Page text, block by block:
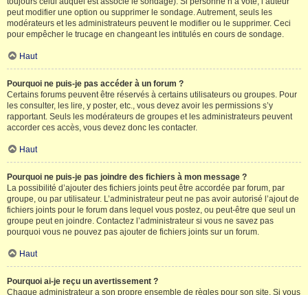
peut modifier une option ou supprimer le sondage. Autrement, seuls les
modérateurs et les administrateurs peuvent le modifier ou le supprimer. Ceci
pour empêcher le trucage en changeant les intitulés en cours de sondage.
Haut
Pourquoi ne puis-je pas accéder à un forum ?
Certains forums peuvent être réservés à certains utilisateurs ou groupes. Pour
les consulter, les lire, y poster, etc., vous devez avoir les permissions s’y
rapportant. Seuls les modérateurs de groupes et les administrateurs peuvent
accorder ces accès, vous devez donc les contacter.
Haut
Pourquoi ne puis-je pas joindre des fichiers à mon message ?
La possibilité d’ajouter des fichiers joints peut être accordée par forum, par
groupe, ou par utilisateur. L’administrateur peut ne pas avoir autorisé l’ajout de
fichiers joints pour le forum dans lequel vous postez, ou peut-être que seul un
groupe peut en joindre. Contactez l’administrateur si vous ne savez pas
pourquoi vous ne pouvez pas ajouter de fichiers joints sur un forum.
Haut
Pourquoi ai-je reçu un avertissement ?
Chaque administrateur a son propre ensemble de règles pour son site. Si vous